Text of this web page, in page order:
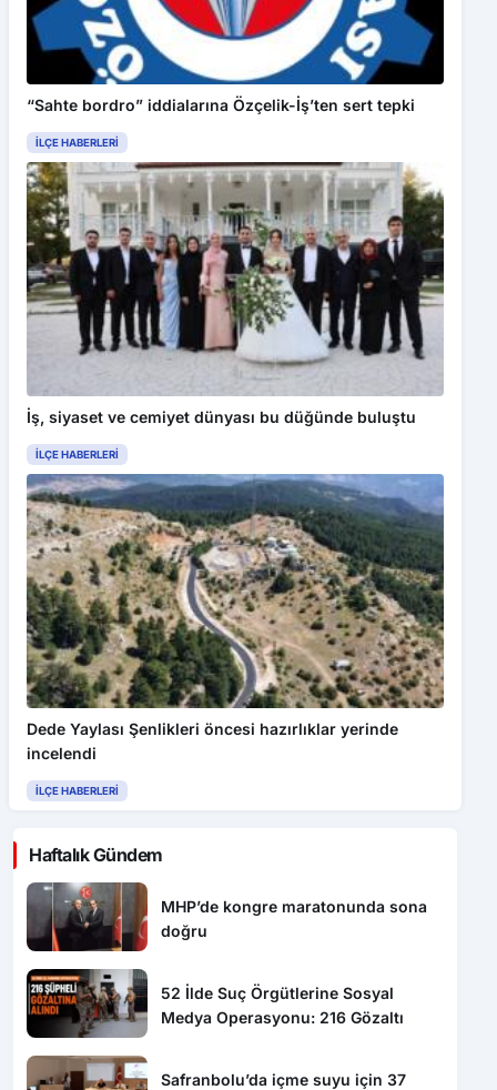
“Sahte bordro” iddialarına Özçelik-İş’ten sert tepki
İLÇE HABERLERI
İş, siyaset ve cemiyet dünyası bu düğünde buluştu
İLÇE HABERLERI
Dede Yaylası Şenlikleri öncesi hazırlıklar yerinde
incelendi
İLÇE HABERLERI
Haftalık Gündem
MHP’de kongre maratonunda sona
doğru
52 İlde Suç Örgütlerine Sosyal
Medya Operasyonu: 216 Gözaltı
Safranbolu’da içme suyu için 37